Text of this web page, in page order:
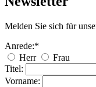
Melden Sie sich für
Anrede:*
Herr
Frau
Titel:
Vorname: